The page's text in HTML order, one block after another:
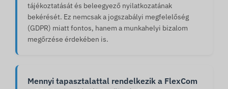
tájékoztatását és beleegyező nyilatkozatának
bekérését. Ez nemcsak a jogszabályi megfelelőség
(GDPR) miatt fontos, hanem a munkahelyi bizalom
megőrzése érdekében is.
Mennyi tapasztalattal rendelkezik a FlexCom